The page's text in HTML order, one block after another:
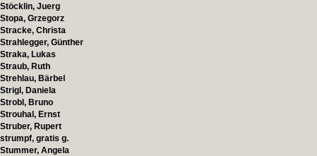
Stöcklin, Juerg
Stopa, Grzegorz
Stracke, Christa
Strahlegger, Günther
Straka, Lukas
Straub, Ruth
Strehlau, Bärbel
Strigl, Daniela
Strobl, Bruno
Strouhal, Ernst
Struber, Rupert
strumpf, gratis g.
Stummer, Angela